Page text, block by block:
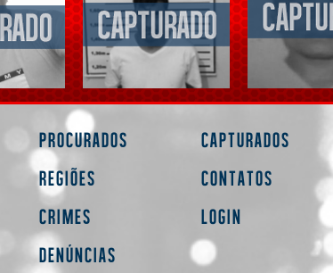
Procurados
Regiões
Crimes
Denúncias
Capturados
Contatos
Login